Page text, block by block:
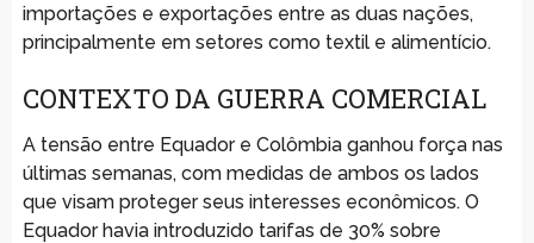
importações e exportações entre as duas nações,
principalmente em setores como textil e alimentício.
CONTEXTO DA GUERRA COMERCIAL
A tensão entre Equador e Colômbia ganhou força nas
últimas semanas, com medidas de ambos os lados
que visam proteger seus interesses econômicos. O
Equador havia introduzido tarifas de 30% sobre